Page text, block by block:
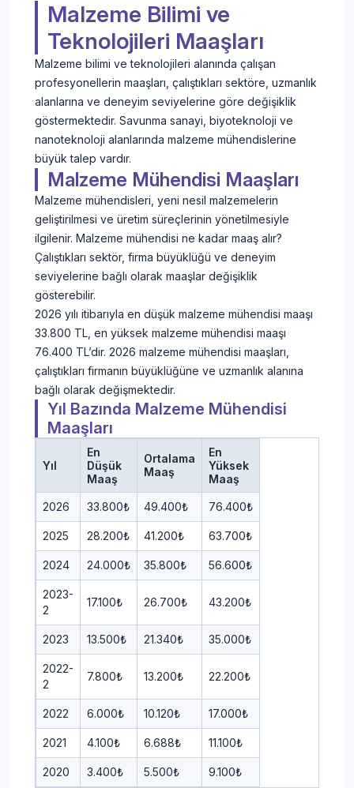
Malzeme Bilimi ve
Teknolojileri Maaşları
Malzeme bilimi ve teknolojileri alanında çalışan
profesyonellerin maaşları, çalıştıkları sektöre, uzmanlık
alanlarına ve deneyim seviyelerine göre değişiklik
göstermektedir. Savunma sanayi, biyoteknoloji ve
nanoteknoloji alanlarında malzeme mühendislerine
büyük talep vardır.
Malzeme Mühendisi Maaşları
Malzeme mühendisleri, yeni nesil malzemelerin
geliştirilmesi ve üretim süreçlerinin yönetilmesiyle
ilgilenir. Malzeme mühendisi ne kadar maaş alır?
Çalıştıkları sektör, firma büyüklüğü ve deneyim
seviyelerine bağlı olarak maaşlar değişiklik
gösterebilir.
2026 yılı itibarıyla en düşük malzeme mühendisi maaşı
33.800 TL, en yüksek malzeme mühendisi maaşı
76.400 TL’dir. 2026 malzeme mühendisi maaşları,
çalıştıkları firmanın büyüklüğüne ve uzmanlık alanına
bağlı olarak değişmektedir.
Yıl Bazında Malzeme Mühendisi
Maaşları
Yıl
En
Düşük
Maaş
Ortalama
Maaş
En
Yüksek
Maaş
2026 33.800₺ 49.400₺ 76.400₺
2025 28.200₺ 41.200₺ 63.700₺
2024 24.000₺ 35.800₺ 56.600₺
2023-
2
17.100₺ 26.700₺ 43.200₺
2023 13.500₺ 21.340₺ 35.000₺
2022-
2
7.800₺ 13.200₺ 22.200₺
2022 6.000₺ 10.120₺ 17.000₺
2021 4.100₺ 6.688₺ 11.100₺
2020 3.400₺ 5.500₺ 9.100₺